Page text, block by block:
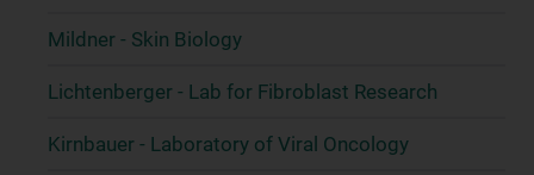
Mildner - Skin Biology
Lichtenberger - Lab for Fibroblast Research
Kirnbauer - Laboratory of Viral Oncology